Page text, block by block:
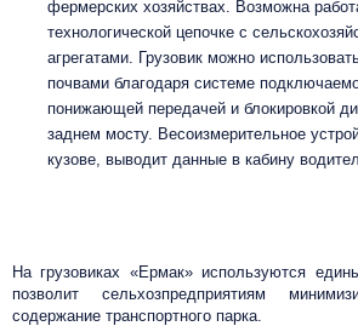
фермерских хозяйствах. Возможна
технологической цепочке с
агрегатами. Грузовик можно
почвами благодаря системе
понижающей передачей и блокировкой
заднем мосту. Весоизмерительное
кузове, выводит данные в кабину
На грузовиках «Ермак» используются
позволит сельхозпредприятиям
содержание транспортного парка.